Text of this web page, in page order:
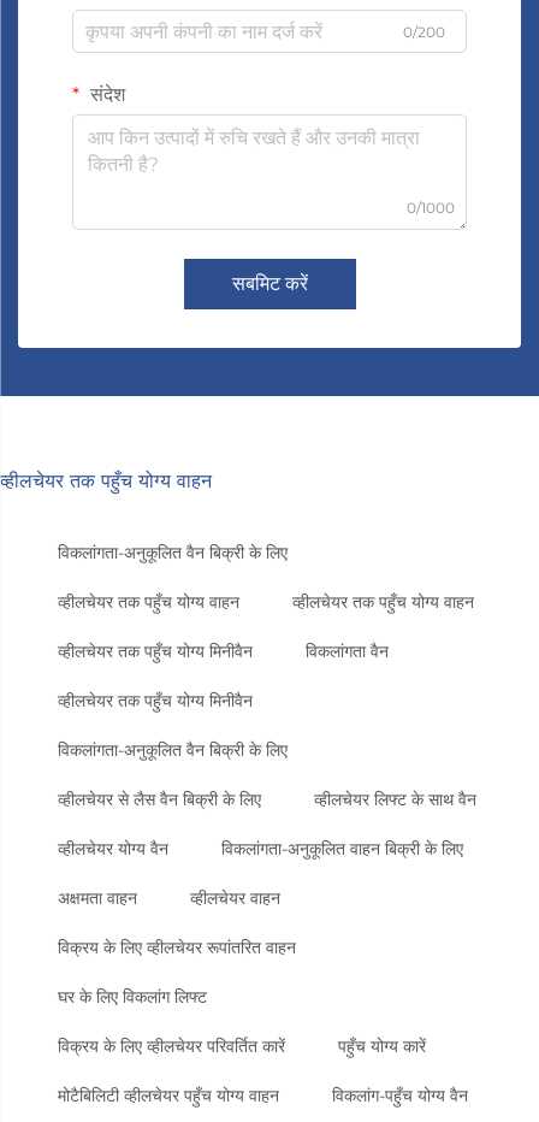
0/200
संदेश
0/1000
सबमिट करें
व्हीलचेयर तक पहुँच योग्य वाहन
विकलांगता-अनुकूलित वैन बिक्री के लिए
व्हीलचेयर तक पहुँच योग्य वाहन व्हीलचेयर तक पहुँच योग्य वाहन
व्हीलचेयर तक पहुँच योग्य मिनीवैन विकलांगता वैन
व्हीलचेयर तक पहुँच योग्य मिनीवैन
विकलांगता-अनुकूलित वैन बिक्री के लिए
व्हीलचेयर से लैस वैन बिक्री के लिए व्हीलचेयर लिफ्ट के साथ वैन
व्हीलचेयर योग्य वैन विकलांगता-अनुकूलित वाहन बिक्री के लिए
अक्षमता वाहन व्हीलचेयर वाहन
विक्रय के लिए व्हीलचेयर रूपांतरित वाहन
घर के लिए विकलांग लिफ्ट
विक्रय के लिए व्हीलचेयर परिवर्तित कारें पहुँच योग्य कारें
मोटैबिलिटी व्हीलचेयर पहुँच योग्य वाहन विकलांग-पहुँच योग्य वैन